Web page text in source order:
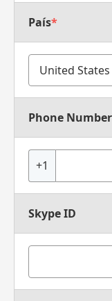
País*
Phone Number
+1
Skype ID